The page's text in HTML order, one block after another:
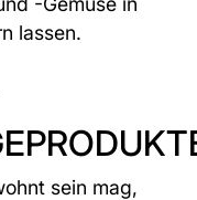
lassen.
sein mag,